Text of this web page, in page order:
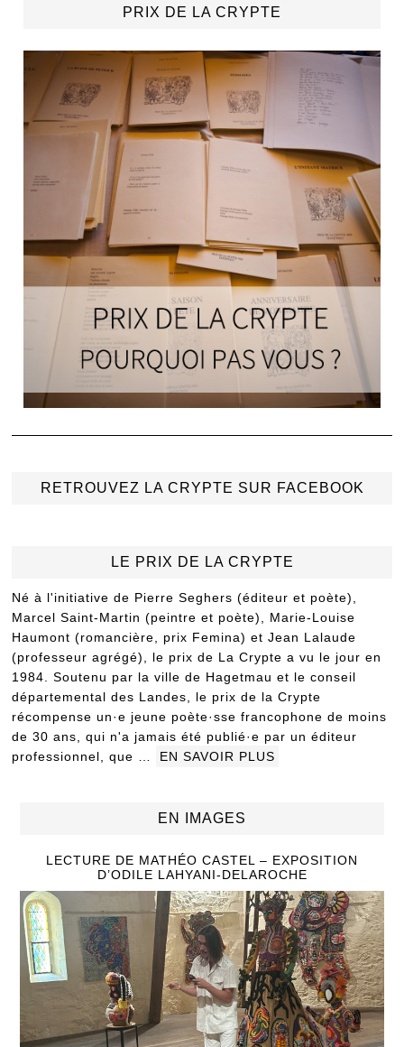
PRIX DE LA CRYPTE
RETROUVEZ LA CRYPTE SUR FACEBOOK
LE PRIX DE LA CRYPTE
Né à l'initiative de Pierre Seghers (éditeur et poète),
Marcel Saint-Martin (peintre et poète), Marie-Louise
Haumont (romancière, prix Femina) et Jean Lalaude
(professeur agrégé), le prix de La Crypte a vu le jour en
1984. Soutenu par la ville de Hagetmau et le conseil
départemental des Landes, le prix de la Crypte
récompense un·e jeune poète·sse francophone de moins
de 30 ans, qui n'a jamais été publié·e par un éditeur
professionnel, que …
EN SAVOIR PLUS
EN IMAGES
LECTURE DE MATHÉO CASTEL – EXPOSITION
D’ODILE LAHYANI-DELAROCHE